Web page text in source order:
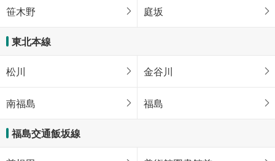
笹木野 庭坂
東北本線
松川 金谷川
南福島 福島
福島交通飯坂線